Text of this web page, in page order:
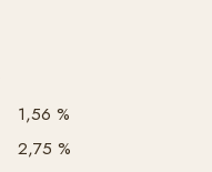
1,56 %
2,75 %